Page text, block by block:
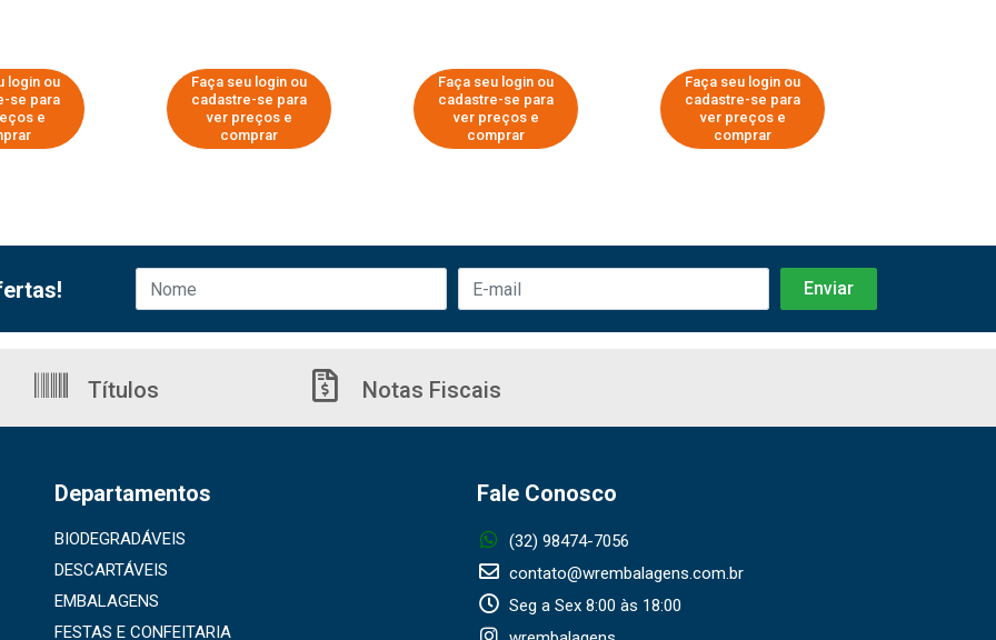
login ou
se para
e
Faça seu login ou
cadastre-se para
ver preços e
comprar
Faça seu login ou
cadastre-se para
ver preços e
comprar
Faça seu login ou
cadastre-se para
ver preços e
comprar
Títulos Notas Fiscais
Departamentos
BIODEGRADÁVEIS
DESCARTÁVEIS
EMBALAGENS
FESTAS E CONFEITARIA
Fale Conosco
(32) 98474-7056
contato@wrembalagens.com.br
Seg a Sex 8:00 às 18:00